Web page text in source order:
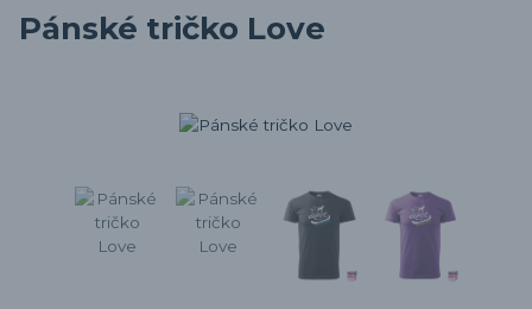
Pánské tričko Love